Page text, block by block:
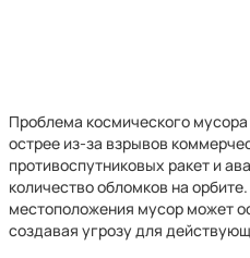
Проблема космического
острее из-за взрывов
противоспутниковых ракет и
количество обломков на
местоположения мусор может
создавая угрозу для